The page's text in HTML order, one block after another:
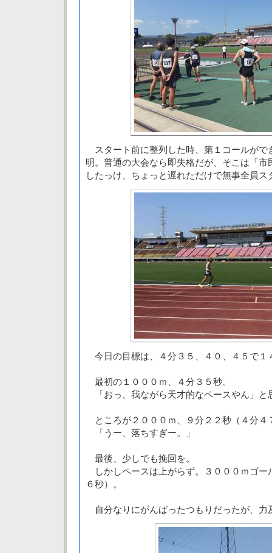
スタート前に整列した時、第１コールがで
明。普通の大会なら即失格だが、そこは「
したっけ、ちょっと遅れただけで無事全員ス
今日の目標は、４分３５、４０、４５で１
最初の１０００ｍ、４分３５秒。
「おっ、我ながら天才的なペースやん」と
ところが２０００ｍ、９分２２秒（４分４
「うー、落ちすぎー。」
最後、少しでも挽回を。
しかしペースは上がらず。３０００ｍゴー
６秒）。
自分なりにがんばったつもりだったが、力